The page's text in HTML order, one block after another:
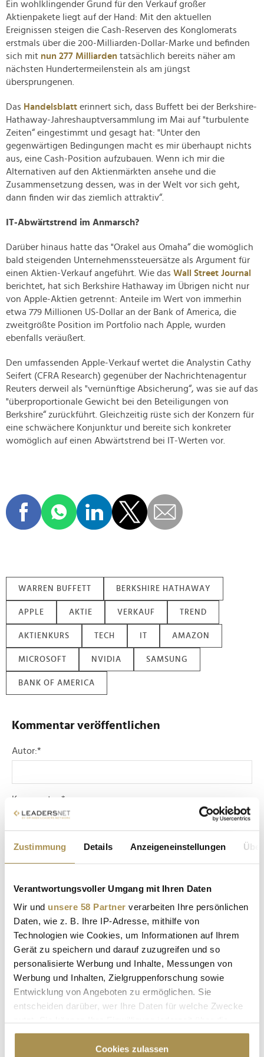
Zustimmung Details Anzeigeneinstellungen
Verantwortungsvoller Umgang mit Ihren Daten
Wir und unsere 58 Partner verarbeiten Ihre persönlichen
Daten, wie z. B. Ihre IP-Adresse, mithilfe von
Technologien wie Cookies, um Informationen auf Ihrem
Gerät zu speichern und darauf zuzugreifen und so
personalisierte Werbung und Inhalte, Messungen von
Werbung und Inhalten, Zielgruppenforschung sowie
Entwicklung von Angeboten zu ermöglichen. Sie
entscheiden darüber, wer Ihre Daten für welche Zwecke
Cookie-Erklärung oder durch Klicken auf das Privacy
Trigger Symbol ändern oder widerrufen
Cookies zulassen
Ein wohlklingender Grund für den Verkauf großer
Aktienpakete liegt auf der Hand: Mit den aktuellen
Ereignissen steigen die Cash-Reserven des Konglomerats
erstmals über die 200-Milliarden-Dollar-Marke und befinden
sich mit nun 277 Milliarden tatsächlich bereits näher am
nächsten Hundertermeilenstein als am jüngst
übersprungenen.
Das Handelsblatt erinnert sich, dass Buffett bei der Berkshire-
Hathaway-Jahreshauptversammlung im Mai auf "turbulente
Zeiten“ eingestimmt und gesagt hat: "Unter den
gegenwärtigen Bedingungen macht es mir überhaupt nichts
aus, eine Cash-Position aufzubauen. Wenn ich mir die
Alternativen auf den Aktienmärkten ansehe und die
Zusammensetzung dessen, was in der Welt vor sich geht,
dann finden wir das ziemlich attraktiv“.
IT-Abwärtstrend im Anmarsch?
Darüber hinaus hatte das "Orakel aus Omaha“ die womöglich
bald steigenden Unternehmenssteuersätze als Argument für
einen Aktien-Verkauf angeführt. Wie das Wall Street Journal
berichtet, hat sich Berkshire Hathaway im Übrigen nicht nur
von Apple-Aktien getrennt: Anteile im Wert von immerhin
etwa 779 Millionen US-Dollar an der Bank of America, die
zweitgrößte Position im Portfolio nach Apple, wurden
ebenfalls veräußert.
Den umfassenden Apple-Verkauf wertet die Analystin Cathy
Seifert (CFRA Research) gegenüber der Nachrichtenagentur
Reuters derweil als "vernünftige Absicherung“, was sie auf das
"überproportionale Gewicht bei den Beteiligungen von
Berkshire“ zurückführt. Gleichzeitig rüste sich der Konzern für
eine schwächere Konjunktur und bereite sich konkreter
womöglich auf einen Abwärtstrend bei IT-Werten vor.
WARREN BUFFETT BERKSHIRE HATHAWAY
APPLE AKTIE VERKAUF TREND
AKTIENKURS TECH AMAZON
MICROSOFT NVIDIA SAMSUNG
BANK OF AMERICA
Kommentar veröffentlichen
Autor:*
Kommentar: *